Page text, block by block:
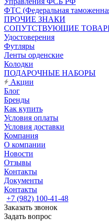
ФТС (Федеральная
ПРОЧИЕ ЗНАКИ
СОПУТСТВУЮЩИЕ
Удостоверения
Футляры
Ленты орденские
Колодки
ПОДАРОЧНЫЕ НАБОРЫ
Акции
Блог
Бренды
Как купить
Условия оплаты
Условия доставки
Компания
О компании
Новости
Отзывы
Контакты
Документы
Контакты
+7 (982) 100-41-48
Заказать звонок
Задать вопрос